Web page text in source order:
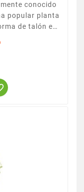
conocido
popular planta
de talón en
en macera